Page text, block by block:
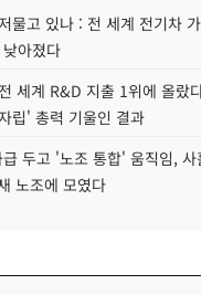
물고 있나 : 전 세계 전기차
아졌다
세계 R&D 지출 1위에 올랐
립' 총력 기울인 결과
두고 '노조 통합' 움직임, 사
노조에 모였다